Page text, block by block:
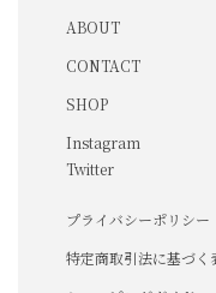
ABOUT
CONTACT
SHOP
Instagram
Twitter
プライバシーポリシー
特定商取引法に基づく